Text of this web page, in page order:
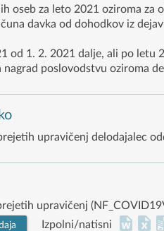
oseb za leto 2021 oziroma za
davka od dohodkov iz
od 1. 2. 2021 dalje, ali po letu
nagrad poslovodstvu oziroma
upravičenj delodajalec
upravičenj
Izpolni/natisni